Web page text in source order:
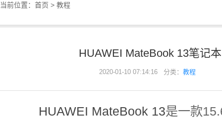
当前位置： 首页 > 教程
HUAWEI MateBook 13笔记
2020-01-10 07:14:16 分类： 教程
HUAWEI MateBook 13是一款